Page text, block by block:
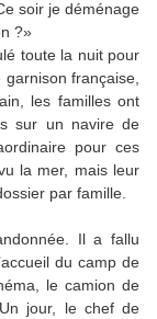
soir je déménage
?»
toute la nuit pour
française,
les familles ont
sur un navire de
pour ces
la mer, mais leur
par famille.
Il a fallu
du camp de
le camion de
jour, le chef de